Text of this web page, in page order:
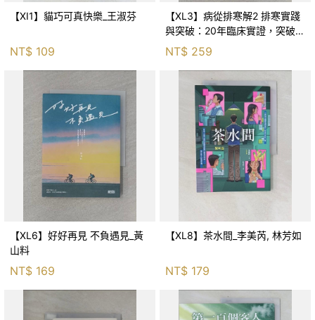
【XI1】貓巧可真快樂_王淑芬
NT$ 109
【XL3】病從排寒解2 排寒實踐
與突破：20年臨床實證，突破排
寒盲點，防治疫毒流感的中醫養
命方略！_李璧如
NT$ 259
【XL6】好好再見 不負遇見_黃
山料
NT$ 169
【XL8】茶水間_李美芮, 林芳如
NT$ 179